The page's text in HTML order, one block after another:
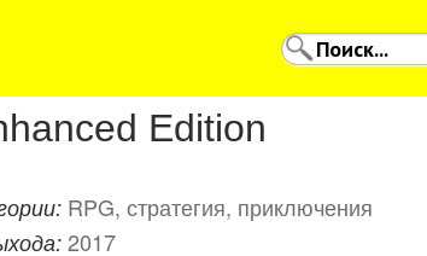
Edition
RPG, стратегия, приключения
2017